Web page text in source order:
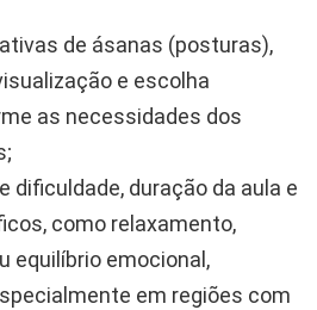
de ásanas (posturas),
e escolha
as necessidades dos
dificuldade, duração da aula e
como relaxamento,
equilíbrio emocional,
em regiões com